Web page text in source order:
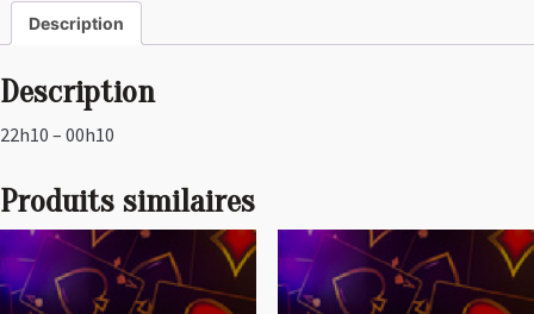
Description
Description
22h10 – 00h10
Produits similaires